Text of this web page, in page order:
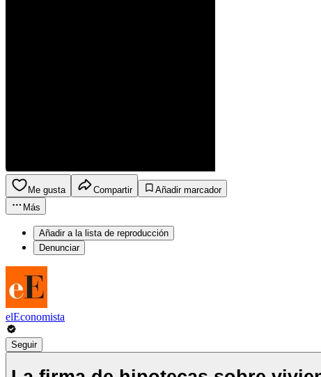
Me gusta Compartir
Añadir marcador
Más
Añadir a la lista de reproducción
Denunciar
elEconomista
Seguir